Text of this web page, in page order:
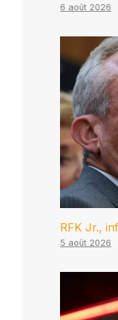
6 août 2026
RFK Jr.,
5 août 2026